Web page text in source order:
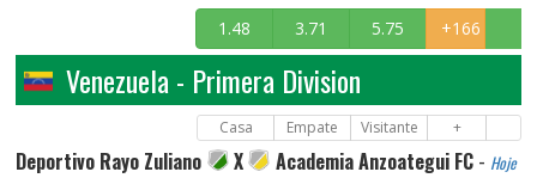
1.48 3.71 5.75 +166
Venezuela - Primera Division
Casa Empate Visitante +
Deportivo Rayo Zuliano X Academia Anzoategui FC - Hoje